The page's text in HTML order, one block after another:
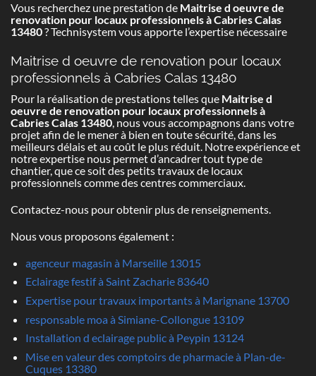
Vous recherchez une prestation de Maitrise d oeuvre de
renovation pour locaux professionnels à Cabries Calas
13480? Technisystem vous apporte l’expertise nécessaire
Maitrise d oeuvre de renovation pour locaux
professionnels à Cabries Calas 13480
Pour la réalisation de prestations telles que Maitrise d
oeuvre de renovation pour locaux professionnels à
Cabries Calas 13480, nous vous accompagnons dans votre
projet afin de le mener à bien en toute sécurité, dans les
meilleurs délais et au coût le plus réduit. Notre expérience et
notre expertise nous permet d’ancadrer tout type de
chantier, que ce soit des petits travaux de locaux
professionnels comme des centres commerciaux.
Contactez-nous pour obtenir plus de renseignements.
Nous vous proposons également :
agenceur magasin à Marseille 13015
Eclairage festif à Saint Zacharie 83640
Expertise pour travaux importants à Marignane 13700
responsable moa à Simiane-Collongue 13109
Installation d eclairage public à Peypin 13124
Mise en valeur des comptoirs de pharmacie à Plan-de-
Cuques 13380